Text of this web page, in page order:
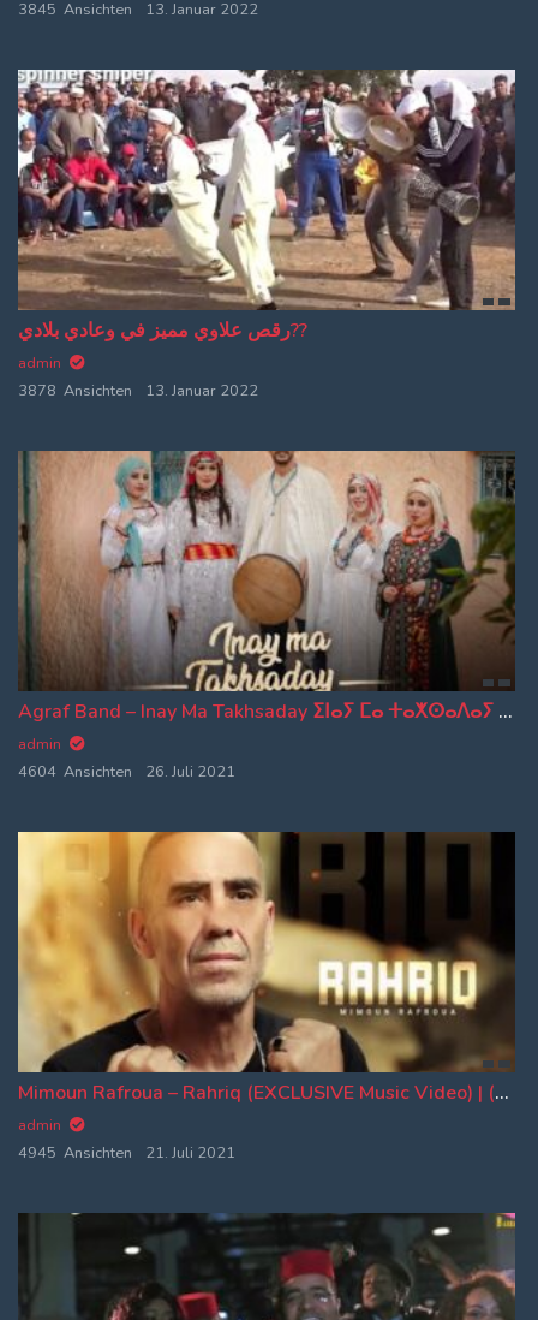
Log Out
3845 Ansichten
13. Januar 2022
رقص علاوي مميز في وعادي بلادي??
admin
3878 Ansichten
13. Januar 2022
Agraf Band – Inay Ma Takhsaday ⵉⵏⴰⵢ ⵎⴰ ⵜⴰⵅⵙⴰⴷⴰⵢ | Official Music Video
admin
4604 Ansichten
26. Juli 2021
Mimoun Rafroua – Rahriq (EXCLUSIVE Music Video) | (ميمون رفروع – رحريق (فيديو كليب حصري
admin
4945 Ansichten
21. Juli 2021